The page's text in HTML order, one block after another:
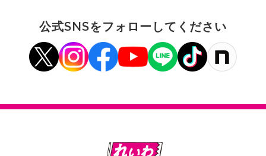
公式SNSをフォローしてください